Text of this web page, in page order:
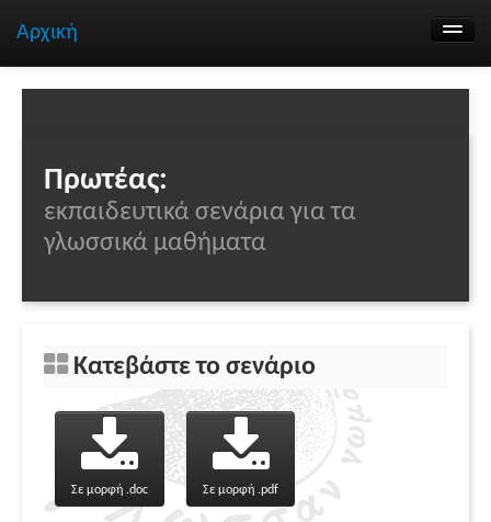
Αρχική
Πρωτέας:
εκπαιδευτικά σενάρια για τα
γλωσσικά μαθήματα
Κατεβάστε το σενάριο
Σε μορφή .doc Σε μορφή .pdf